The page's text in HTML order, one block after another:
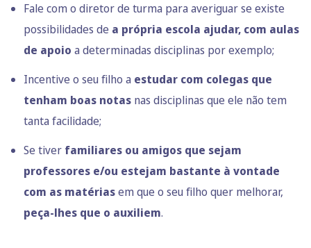
Fale com o diretor de turma para averiguar se existe
possibilidades de a própria escola ajudar, com aulas
de apoio a determinadas disciplinas por exemplo;
Incentive o seu filho a estudar com colegas que
tenham boas notas nas disciplinas que ele não tem
tanta facilidade;
Se tiver familiares ou amigos que sejam
professores e/ou estejam bastante à vontade
com as matériasem que o seu filho quer melhorar,
peça-lhes que o auxiliem.